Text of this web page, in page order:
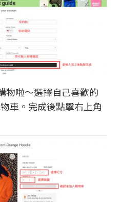
物啦～選擇自己喜歡的
車。完成後點擊右上角